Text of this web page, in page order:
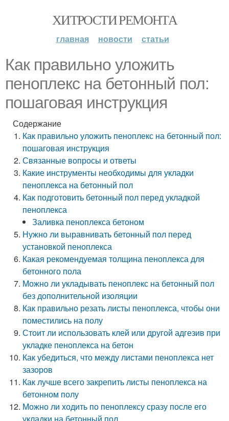
ХИТРОСТИ РЕМОНТА
главная новости статьи
Как правильно уложить
пеноплекс на бетонный пол:
пошаговая инструкция
Содержание
Как правильно уложить пеноплекс на бетонный пол:
пошаговая инструкция
Связанные вопросы и ответы
Какие инструменты необходимы для укладки
пеноплекса на бетонный пол
Как подготовить бетонный пол перед укладкой
пеноплекса
Заливка пеноплекса бетоном
Нужно ли выравнивать бетонный пол перед
установкой пеноплекса
Какая рекомендуемая толщина пеноплекса для
бетонного пола
Можно ли укладывать пеноплекс на бетонный пол
без дополнительной изоляции
Как правильно резать листы пеноплекса, чтобы они
поместились на полу
Стоит ли использовать клей или другой адгезив при
укладке пеноплекса на бетон
Как убедиться, что между листами пеноплекса нет
зазоров
Как лучше всего закрепить листы пеноплекса на
бетонном полу
Можно ли ходить по пеноплексу сразу после его